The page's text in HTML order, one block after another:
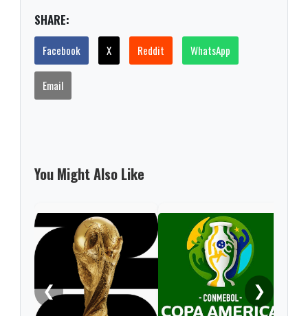
SHARE:
Facebook X Reddit WhatsApp
Email
You Might Also Like
❮ ❯